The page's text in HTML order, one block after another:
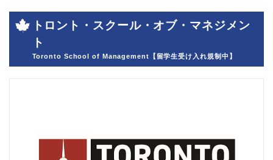
トロント・スクール・オブ・マネジメン
ト
Toronto School of Management【留学生受け入れ規制中】